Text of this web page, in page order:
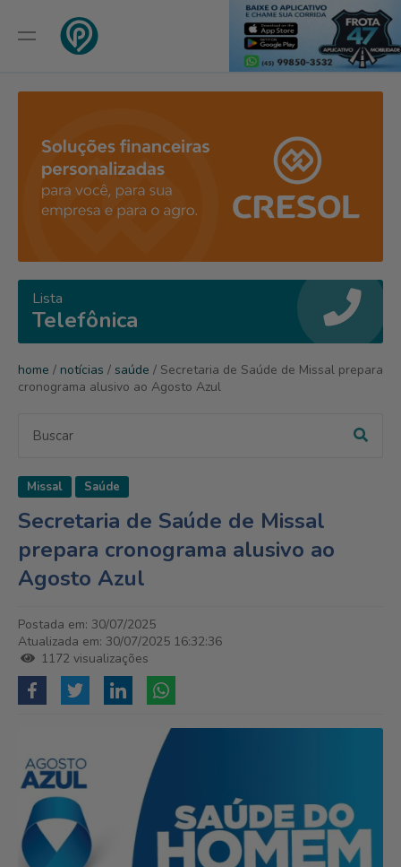
Lista
Telefônica
home / notícias / saúde / Secretaria de Saúde de Missal prepara
cronograma alusivo ao Agosto Azul
Missal Saúde
Secretaria de Saúde de Missal
prepara cronograma alusivo ao
Agosto Azul
Postada em: 30/07/2025
Atualizada em: 30/07/2025 16:32:36
1172 visualizações